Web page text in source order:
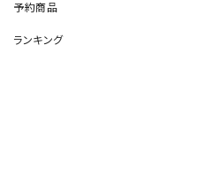
予約商品
ランキング